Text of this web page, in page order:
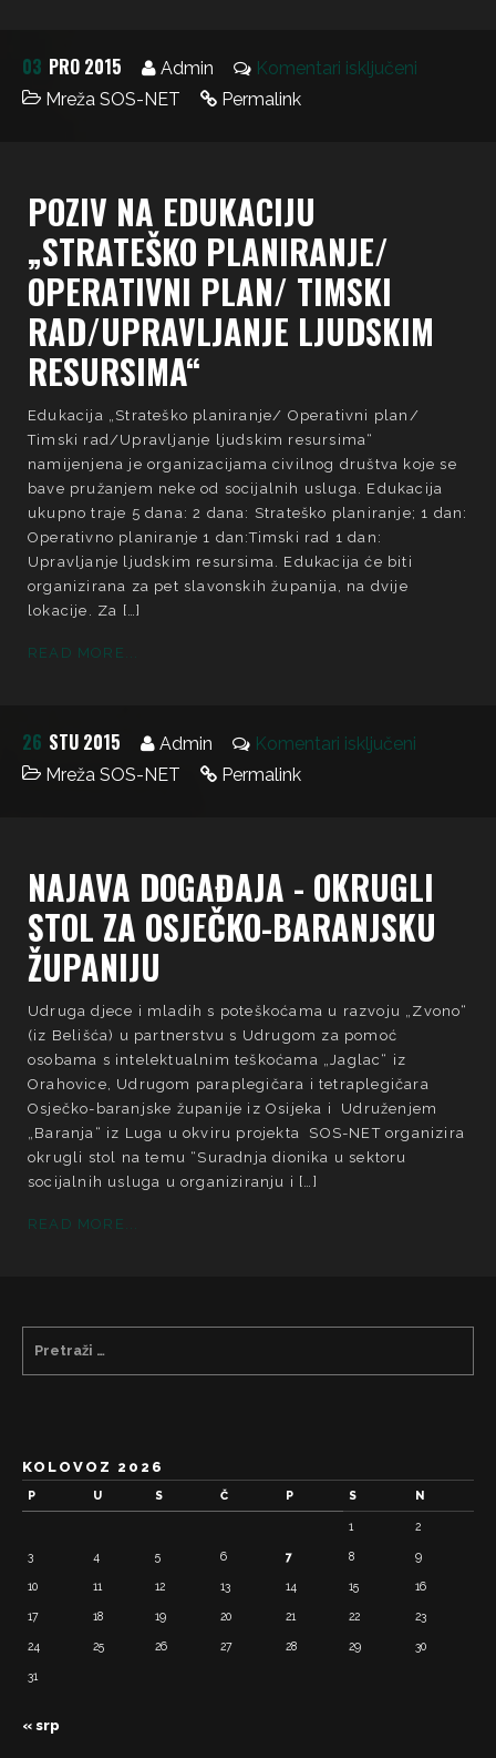
03 PRO 2015 Admin
Komentari isključeni
Mreža SOS-NET
Permalink
POZIV NA EDUKACIJU
„STRATEŠKO PLANIRANJE/
OPERATIVNI PLAN/ TIMSKI
RAD/UPRAVLJANJE LJUDSKIM
RESURSIMA“
Edukacija „Strateško planiranje/ Operativni plan/
Timski rad/Upravljanje ljudskim resursima“
namijenjena je organizacijama civilnog društva koje se
bave pružanjem neke od socijalnih usluga. Edukacija
ukupno traje 5 dana: 2 dana: Strateško planiranje; 1 dan:
Operativno planiranje 1 dan:Timski rad 1 dan:
Upravljanje ljudskim resursima. Edukacija će biti
organizirana za pet slavonskih županija, na dvije
lokacije. Za […]
READ MORE...
26 STU 2015 Admin
Komentari isključeni
Mreža SOS-NET
Permalink
NAJAVA DOGAĐAJA - OKRUGLI
STOL ZA OSJEČKO-BARANJSKU
ŽUPANIJU
Udruga djece i mladih s poteškoćama u razvoju „Zvono“
(iz Belišća) u partnerstvu s Udrugom za pomoć
osobama s intelektualnim teškoćama „Jaglac“ iz
Orahovice, Udrugom paraplegičara i tetraplegičara
Osječko-baranjske županije iz Osijeka i Udruženjem
„Baranja“ iz Luga u okviru projekta SOS-NET organizira
okrugli stol na temu “Suradnja dionika u sektoru
socijalnih usluga u organiziranju i […]
READ MORE...
KOLOVOZ 2026
P U S Č P S N
1 2
3 4 5 6 7 8 9
10 11 12 13 14 15 16
17 18 19 20 21 22 23
24 25 26 27 28 29 30
31
« srp